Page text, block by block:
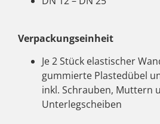
Verpackungseinheit
Je 2 Stück elastischer
gummierte Plastedübel
inkl. Schrauben, Muttern
Unterlegscheiben